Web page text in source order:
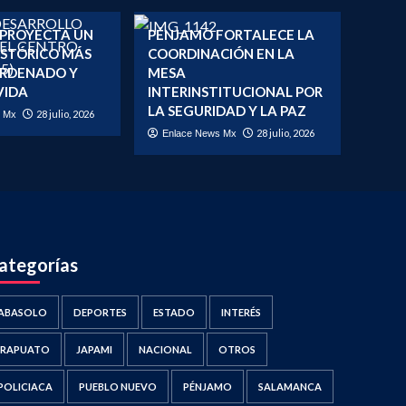
UN
MÁS
Y
Mx 28 julio, 2026
PÉNJAMO FORTALECE LA
COORDINACIÓN EN LA
MESA
INTERINSTITUCIONAL POR
LA SEGURIDAD Y LA PAZ
Enlace News Mx 28 julio, 2026
DEPORTES ESTADO INTERÉS
JAPAMI NACIONAL OTROS
PUEBLO NUEVO PÉNJAMO SALAMANCA